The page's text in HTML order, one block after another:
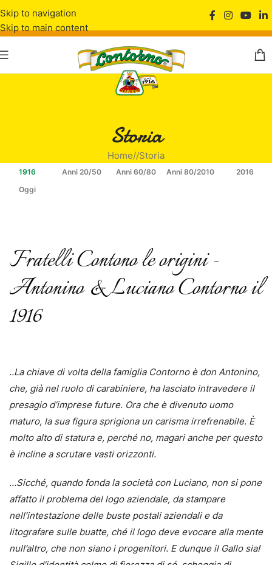
Skip to navigation
Skip to main content
Storia
Home/ Storia
1916 Anni 20/50 Anni 60/80 Anni 80/2010
2016
Oggi
Fratelli Contono le origini -
Antonino & Luciano Contorno il
1916
..La chiave di volta della famiglia Contorno è don Antonino,
che, già nel ruolo di carabiniere, ha lasciato intravedere il
presagio d’imprese future. Ora che è divenuto uomo
maturo, la sua figura sprigiona un carisma irrefrenabile. È
molto alto di statura e, perché no, magari anche per questo
è incline a scrutare vasti orizzonti.
…Sicché, quando fonda la società con Luciano, non si pone
affatto il problema del logo aziendale, da stampare
nell’intestazione delle buste postali aziendali e da
litografare sulle buatte, ché il logo deve evocare alla mente
null’altro, che non siano i progenitori. E dunque il Gallo sia!